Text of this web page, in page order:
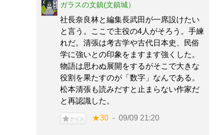
ガラスの文鎮(文鎮城）
社長奈良林と編集長武田が一席設けたい
と言う。ここで主役の4人がそろう。手練
れだ。清張は考古学や古代日本史、民俗
学に強いとの印象をますます強くした。
物語は思わぬ展開をするがそこで大きな
役割を果たすのが「数字」なんである。
松本清張も読みだすと止まらない作家だ
と再認識した。
ナイス ★30 09/09 21:20